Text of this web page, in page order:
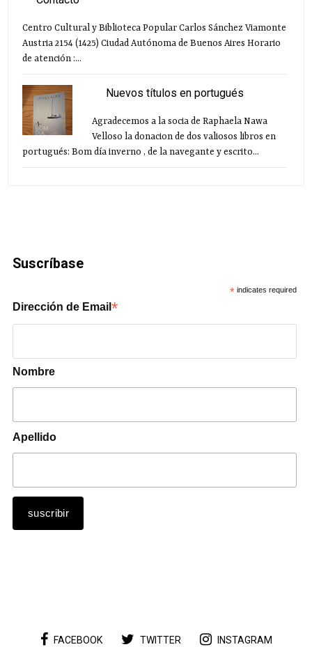
Centro Cultural y Biblioteca Popular Carlos Sánchez Viamonte
Austria 2154 (1425) Ciudad Autónoma de Buenos Aires Horario
de atención :...
Nuevos títulos en portugués
Agradecemos a la socia de Raphaela Nawa
Velloso la donacion de dos valiosos libros en
portugués: Bom día inverno , de la navegante y escrito...
Suscríbase
* indicates required
Dirección de Email*
Nombre
Apellido
FACEBOOK TWITTER INSTAGRAM